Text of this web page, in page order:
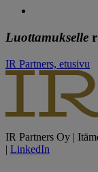
Luottamukselle
IR Partners, etusivu
IR Partners Oy |
| LinkedIn